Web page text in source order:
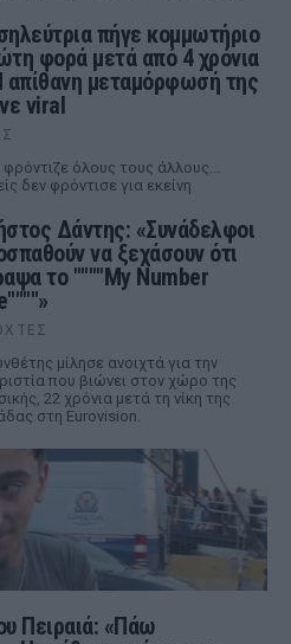
πήγε κομμωτήριο
φορά μετά από 4 χρόνια
απίθανη μεταμόρφωσή της
viral
όλους τους άλλους...
δεν φρόντισε για εκείνη
Δάντης: «Συνάδελφοι
να ξεχάσουν ότι
το """"My Number
μίλησε ανοιχτά για την
που βιώνει στον χώρο της
22 χρόνια μετά τη νίκη της
στη Eurovision.
Πειραιά: «Πάω